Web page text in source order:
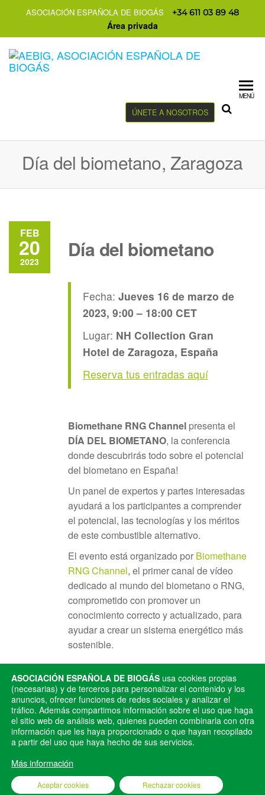
ASOCIACIÓN ESPAÑOLA DE BIOGÁS +34 611 03 89 48
Área privada
ÚNETE A NOSOTROS
MENÚ
Día del biometano, Zaragoza
FEB
20
2023 Día del biometano
Fecha: Jueves 16 de marzo de
2023, 9:00 – 18:00 CET
Lugar: NH Collection Gran
Hotel de Zaragoza, España
Reserva tus entradas aquí
Biomethane RNG Channel presenta el
DÍA DEL BIOMETANO, la conferencia
donde descubrirás todo sobre el potencial
del biometano en España!
Un panel de expertos y partes interesadas
ayudará a los participantes a comprender
el potencial, las tecnologías y los méritos
de este combustible alternativo.
El evento está organizado por Biomethane
RNG Channel, el primer canal de vídeo
dedicado al mundo del biometano o RNG,
comprometido con promover un
conocimiento correcto y actualizado, para
ayudar a crear un sistema energético más
sostenible.
Publicado en Eventos
ANTERIOR
III Salón del Gas Renovable
SIGUIENTE
International Biogas Congress
ASOCIACIÓN ESPAÑOLA DE BIOGÁS usa cookies propias
(necesarias) y de terceros para personalizar el contenido y los
anuncios, ofrecer funciones de redes sociales y analizar el
tráfico. Además compartimos información sobre el uso que haga
el sitio web de análisis web, quienes pueden combinarla con otra
información que les haya proporcionado o que hayan recopilado
a partir del uso que haya hecho de sus servicios.
Más información
Aceptar cookies Rechazar cookies